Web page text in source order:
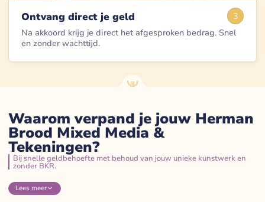
3
Ontvang direct je geld
Na akkoord krijg je direct het afgesproken bedrag. Snel
en zonder wachttijd.
Waarom verpand je jouw Herman
Brood Mixed Media &
Tekeningen?
Bij snelle geldbehoefte met behoud van jouw unieke kunstwerk en
zonder BKR.
Lees meer